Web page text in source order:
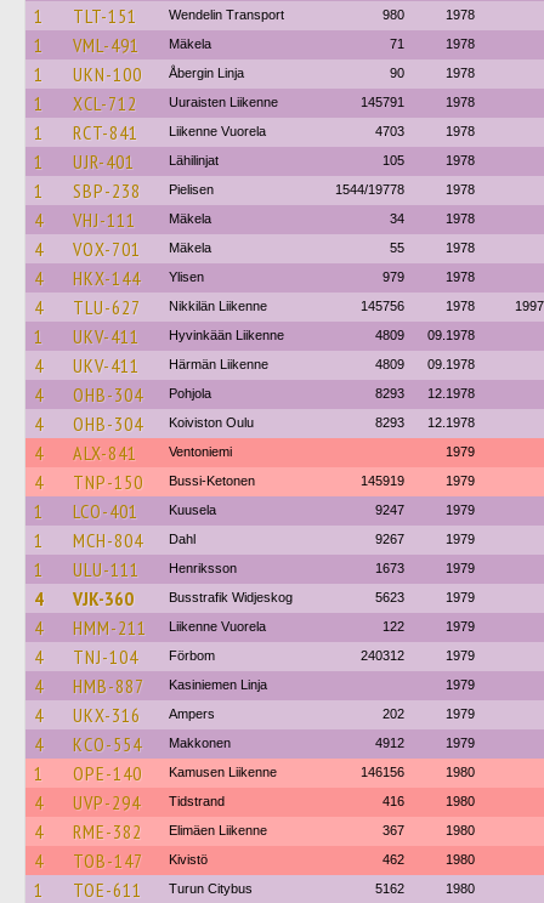
1 TLT-151 Wendelin Transport 980 1978
1 VML-491 Mäkela 71 1978
1 UKN-100 Åbergin Linja 90 1978
1 XCL-712 Uuraisten Liikenne 145791 1978
1 RCT-841 Liikenne Vuorela 4703 1978
1 UJR-401 Lähilinjat 105 1978
1 SBP-238 Pielisen 1544/19778 1978
4 VHJ-111 Mäkela 34 1978
4 VOX-701 Mäkela 55 1978
4 HKX-144 Ylisen 979 1978
4 TLU-627 Nikkilän Liikenne 145756 1978 1997
1 UKV-411 Hyvinkään Liikenne 4809 09.1978
4 UKV-411 Härmän Liikenne 4809 09.1978
4 OHB-304 Pohjola 8293 12.1978
4 OHB-304 Koiviston Oulu 8293 12.1978
4 ALX-841 Ventoniemi 1979
4 TNP-150 Bussi-Ketonen 145919 1979
1 LCO-401 Kuusela 9247 1979
1 MCH-804 Dahl 9267 1979
1 ULU-111 Henriksson 1673 1979
4 VJK-360 Busstrafik Widjeskog 5623 1979
4 HMM-211 Liikenne Vuorela 122 1979
4 TNJ-104 Förbom 240312 1979
4 HMB-887 Kasiniemen Linja 1979
4 UKX-316 Ampers 202 1979
4 KCO-554 Makkonen 4912 1979
1 OPE-140 Kamusen Liikenne 146156 1980
4 UVP-294 Tidstrand 416 1980
4 RME-382 Elimäen Liikenne 367 1980
4 TOB-147 Kivistö 462 1980
1 TOE-611 Turun Citybus 5162 1980